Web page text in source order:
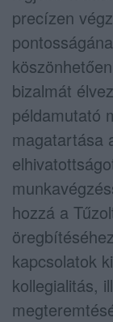
precízen
bizalmát
példamutató
magatartása
hozzá a
kapcsolatok
kollegialitás,